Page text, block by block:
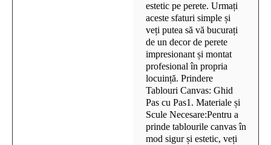
estetic pe perete. Urmați
aceste sfaturi simple și
veți putea să vă bucurați
de un decor de perete
impresionant și montat
profesional în propria
locuință. Prindere
Tablouri Canvas: Ghid
Pas cu Pas1. Materiale și
Scule Necesare:Pentru a
prinde tablourile canvas în
mod sigur și estetic, veți